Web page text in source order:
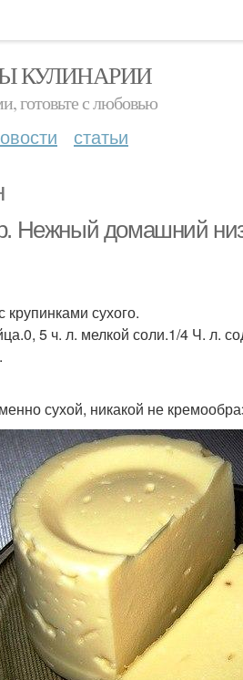
КУЛИНАРИИ
готовьте с любовью
статьи
Нежный домашний
крупинками сухого.
5 ч. л. мелкой соли.1/4 Ч. л.
сухой, никакой не